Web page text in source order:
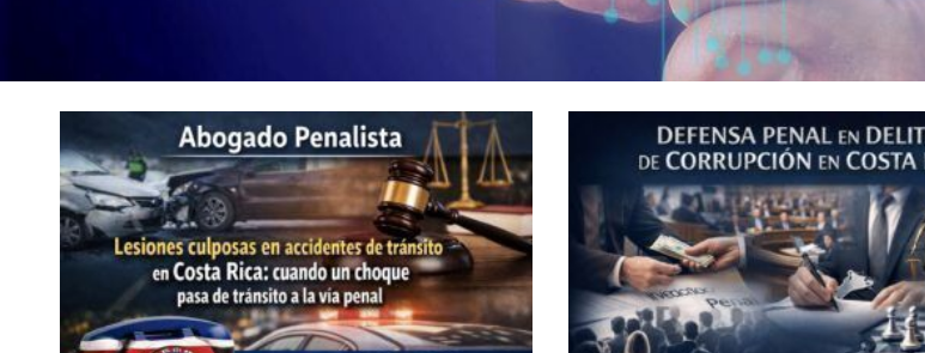
PagePagePagePagePage